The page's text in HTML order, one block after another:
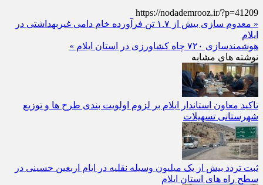
https://nodademrooz.ir/?p=41209
« معدوم‌ سازی بیش از ۱.۷ تن فرآورده خام دامی غیربهداشتی در
ایلام
هوشمندسازی ۷۲۰ چاه کشاورزی در استان ایلام »
نوشته های مشابه
تاکید معاون استاندار ایلام بر لزوم اولویت‌ بندی طرح‌ ها و توزیع
شهرستانی تسهیلات
ثبت تردد بیش از یک میلیون وسیله نقلیه در ایام اربعین حسینی در
سطح راه‌ های استان ایلام